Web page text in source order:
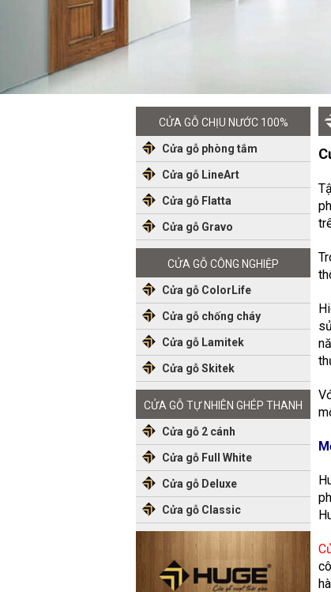
CỬA GỖ CHỊU NƯỚC 100%
Cửa gỗ phòng tắm
Cửa gỗ LineArt
Cửa gỗ Flatta
Cửa gỗ Gravo
CỬA GỖ CÔNG NGHIỆP
Cửa gỗ ColorLife
Cửa gỗ chống cháy
Cửa gỗ Lamitek
Cửa gỗ Skitek
CỬA GỖ TỰ NHIÊN GHÉP THANH
Cửa gỗ 2 cánh
Cửa gỗ Full White
Cửa gỗ Deluxe
Cửa gỗ Classic